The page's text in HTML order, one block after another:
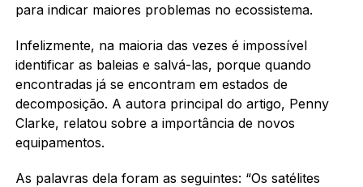
para indicar maiores problemas no ecossistema.
Infelizmente, na maioria das vezes é impossível
identificar as baleias e salvá-las, porque quando
encontradas já se encontram em estados de
decomposição. A autora principal do artigo, Penny
Clarke, relatou sobre a importância de novos
equipamentos.
As palavras dela foram as seguintes: “Os satélites